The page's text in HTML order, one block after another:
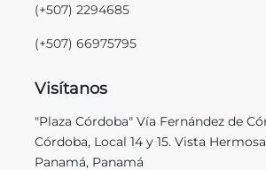
(+507) 2294685
(+507) 66975795
Visítanos
"Plaza Córdoba" Vía Fernández de
Córdoba, Local 14 y 15. Vista
Panamá, Panamá